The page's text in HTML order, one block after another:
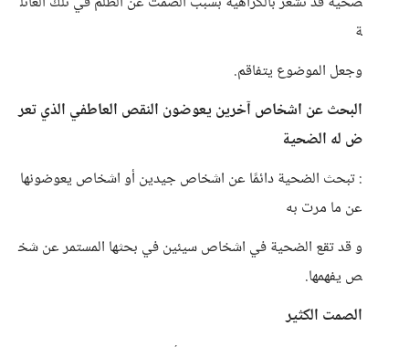
ة
وجعل الموضوع يتفاقم.
البحث عن اشخاص آخرين يعوضون النقص العاطفي الذي تعر
ض له الضحية
: تبحث الضحية دائمًا عن اشخاص جيدين أو اشخاص يعوضونها
عن ما مرت به
و قد تقع الضحية في اشخاص سيئين في بحثها المستمر عن شخ
ص يفهمها.
الصمت الكثير